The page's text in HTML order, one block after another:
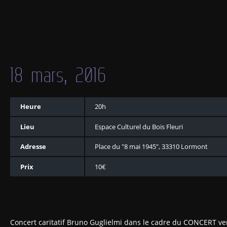
18 mars, 2016
Heure 20h
Lieu Espace Culturel du Bois Fleuri
Adresse Place du "8 mai 1945", 33310 Lormont
Prix 10€
Concert caritatif Bruno Guglielmi dans le cadre du CONCERT